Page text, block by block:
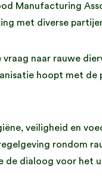
Manufacturing
met diverse
vraag naar rauwe
hoopt met
veiligheid en
rondom
de dialoog voor het